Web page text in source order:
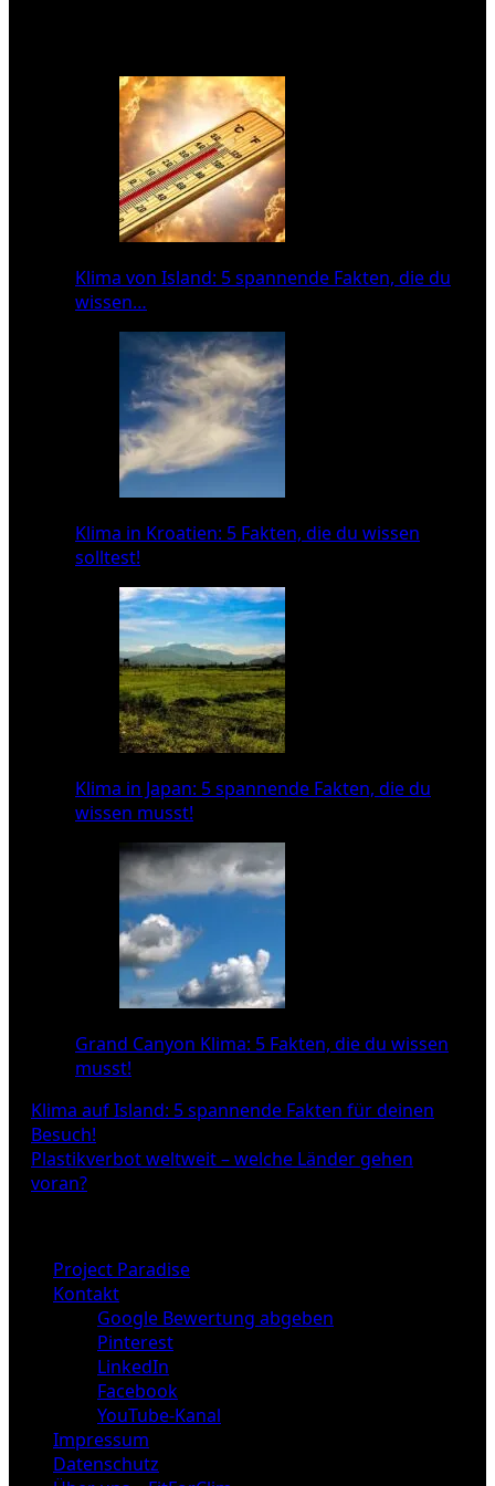
Klima von Island: 5 spannende Fakten, die du
wissen…
Klima in Kroatien: 5 Fakten, die du wissen
solltest!
Klima in Japan: 5 spannende Fakten, die du
wissen musst!
Grand Canyon Klima: 5 Fakten, die du wissen
musst!
Beitragsnavigation
Klima auf Island: 5 spannende Fakten für deinen
Besuch!
Plastikverbot weltweit – welche Länder gehen
voran?
Project Paradise
Kontakt
Google Bewertung abgeben
Pinterest
LinkedIn
Facebook
YouTube-Kanal
Impressum
Datenschutz